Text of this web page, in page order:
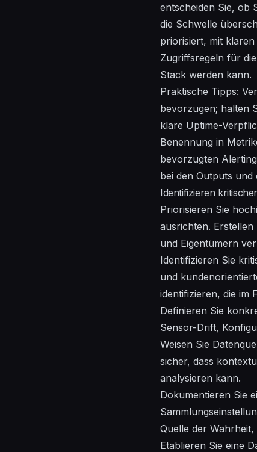
entscheiden Sie, ob
die Schwelle
priorisiert, mit
Zugriffsregeln für
Stack werden kann.
Praktische Tipps:
bevorzugen; halten
klare Uptime-
Benennung in
bevorzugten
bei den Outputs
Identifizieren
Priorisieren Sie
ausrichten.
und Eigentümern
Identifizieren Sie
und
identifizieren, die im
Definieren Sie
Sensor-Drift,
Weisen Sie
sicher, dass
analysieren kann.
Dokumentieren Sie
Quelle der
Etablieren Sie eine